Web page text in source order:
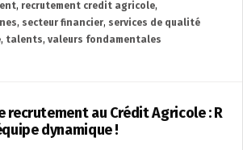
, recrutement credit agricole,
, secteur financier, services de qualité
, talents, valeurs fondamentales
recrutement au Crédit Agricole : R
dynamique !